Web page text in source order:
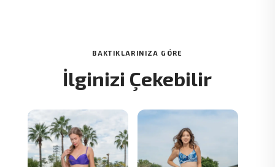
BAKTIKLARINIZA GÖRE
İlginizi Çekebilir